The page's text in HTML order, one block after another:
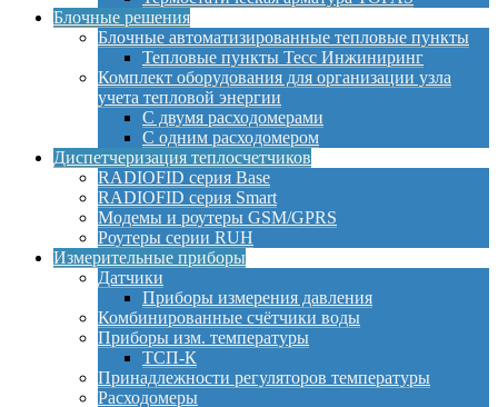
Блочные решения
Блочные автоматизированные тепловые пункты
Тепловые пункты Тесс Инжиниринг
Комплект оборудования для организации узла
учета тепловой энергии
С двумя расходомерами
С одним расходомером
Диспетчеризация теплосчетчиков
RADIOFID серия Base
RADIOFID серия Smart
Модемы и роутеры GSM/GPRS
Роутеры серии RUH
Измерительные приборы
Датчики
Приборы измерения давления
Комбинированные счётчики воды
Приборы изм. температуры
ТСП-К
Принадлежности регуляторов температуры
Расходомеры